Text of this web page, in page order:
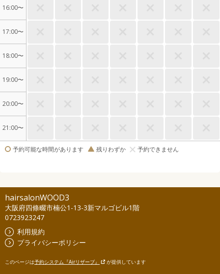
16:00〜
17:00〜
18:00〜
19:00〜
20:00〜
21:00〜
予約可能な時間があります 残りわずか 予約できません
hairsalonWOOD3
大阪府四條畷市楠公1-13-3新マルゴビル1階
0723923247
利用規約
プライバシーポリシー
このページは予約システム『Airリザーブ』 が提供しています